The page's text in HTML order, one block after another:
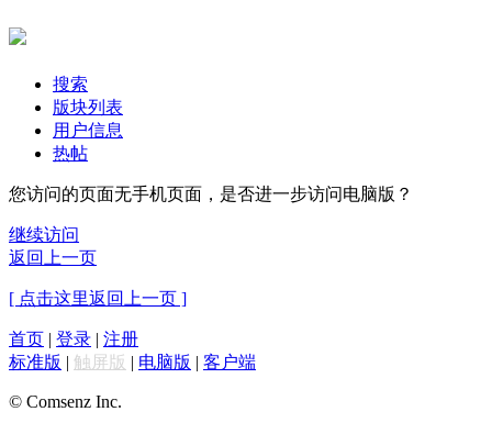
搜索
版块列表
用户信息
热帖
您访问的页面无手机页面，是否进一步访问电脑版？
继续访问
返回上一页
[ 点击这里返回上一页 ]
首页 | 登录 | 注册
标准版 | 触屏版 | 电脑版 | 客户端
© Comsenz Inc.